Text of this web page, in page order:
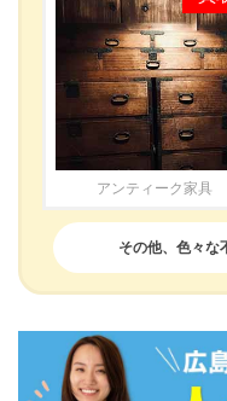
アンティーク家具
その他、色々な